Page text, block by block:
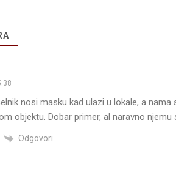
nosi masku kad ulazi u lokale, a
objektu. Dobar primer, al naravno njemu
Odgovori